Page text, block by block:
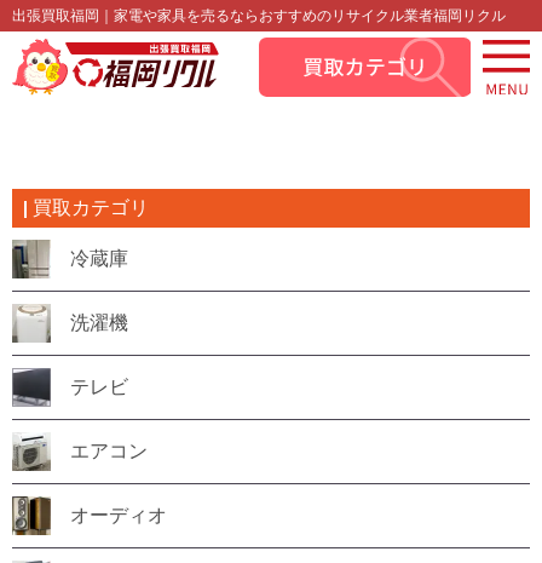
出張買取福岡｜家電や家具を売るならおすすめのリサイクル業者福岡リクル
買取カテゴリ
冷蔵庫
洗濯機
テレビ
エアコン
オーディオ